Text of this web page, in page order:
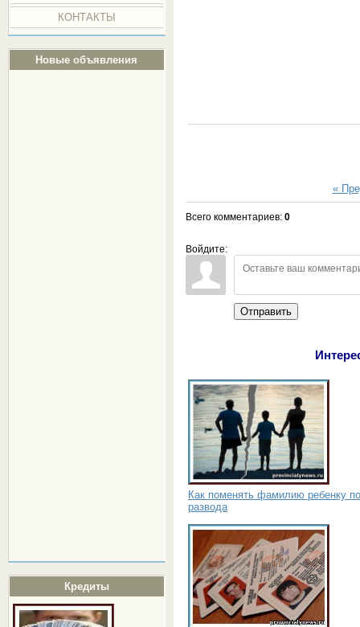
КОНТАКТЫ
Новые объявления
Кредиты
«
Всего комментариев: 0
Войдите:
Отправить
Как поменять фамилию ребенку
развода